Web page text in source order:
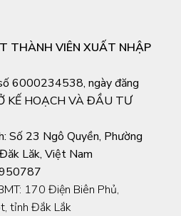
THÀNH VIÊN XUẤT NHẬP
6000234538, ngày đăng
KẾ HOẠCH VÀ ĐẦU TƯ
Số 23 Ngô Quyền, Phường
Lăk, Việt Nam
170 Điện Biên Phủ,
tỉnh Đắk Lắk